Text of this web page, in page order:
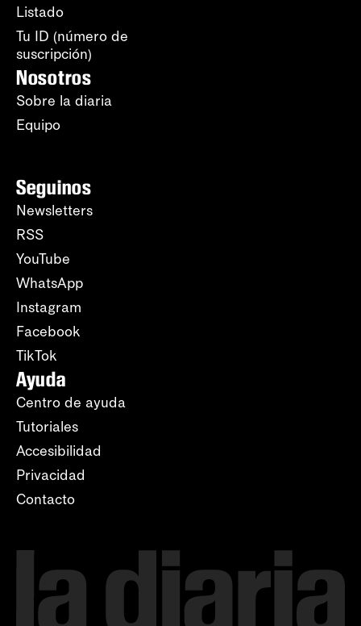
Listado
Tu ID (número de
suscripción)
Nosotros
Sobre la diaria
Equipo
Seguinos
Newsletters
RSS
YouTube
WhatsApp
Instagram
Facebook
TikTok
Ayuda
Centro de ayuda
Tutoriales
Accesibilidad
Privacidad
Contacto